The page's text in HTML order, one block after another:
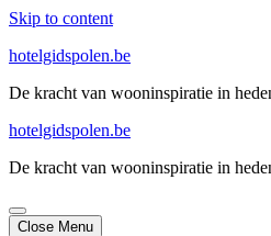
Skip to content
hotelgidspolen.be
De kracht van wooninspiratie in
hotelgidspolen.be
De kracht van wooninspiratie in
Close Menu